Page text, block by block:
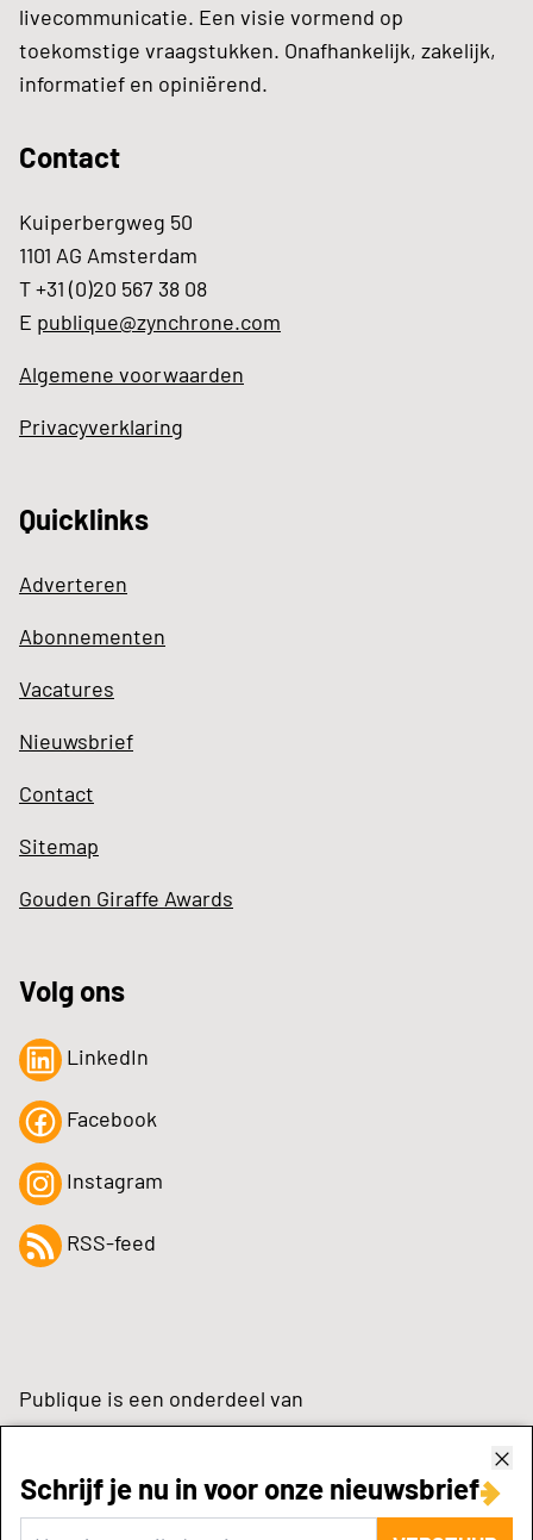
Schrijf je nu in voor onze nieuwsbrief
livecommunicatie. Een visie vormend op
toekomstige vraagstukken. Onafhankelijk, zakelijk,
informatief en opiniërend.
Contact
Kuiperbergweg 50
1101 AG Amsterdam
T +31 (0)20 567 38 08
E publique@zynchrone.com
Algemene voorwaarden
Privacyverklaring
Quicklinks
Adverteren
Abonnementen
Vacatures
Nieuwsbrief
Contact
Sitemap
Gouden Giraffe Awards
Volg ons
LinkedIn
Facebook
Instagram
RSS-feed
Publique is een onderdeel van